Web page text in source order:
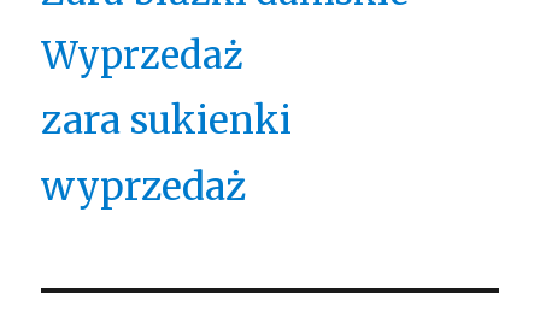
Wyprzedaż
zara sukienki
wyprzedaż